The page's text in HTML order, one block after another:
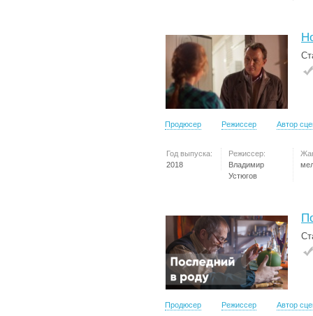
Продюсер Режиссер Автор
Год выпуска:
2018
Режиссер:
Владимир
Устюгов
Продюсер Режиссер Автор